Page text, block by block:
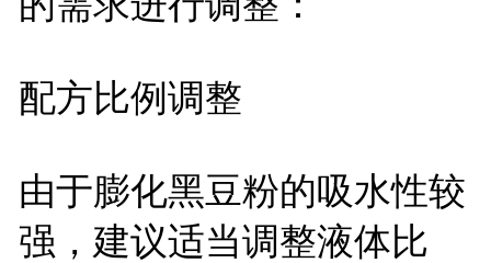
配方比例调整
由于膨化黑豆粉的吸水性较
强，建议适当调整液体比